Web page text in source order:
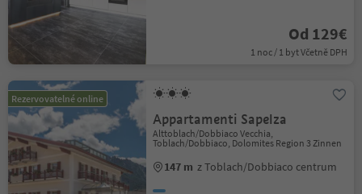
Od 129€
1 noc / 1 byt Včetně DPH
Rezervovatelné online
Appartamenti Sapelza
Alttoblach/Dobbiaco Vecchia,
Toblach/Dobbiaco, Dolomites Region 3 Zinnen
147 m z Toblach/Dobbiaco centrum